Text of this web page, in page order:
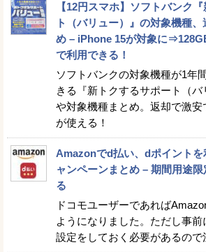
【12円スマホ】ソフトバンク
ト（バリュー）』の対象機種
め – iPhone 15が対象に
で利用できる！
ソフトバンクの対象機種が1年
きる『新トクするサポート（
や対象機種まとめ。返却で激安
が使える！
Amazonでd払い、dポイントを
ャンペーンまとめ – 期間用途限
る
ドコモユーザーであれば
ようになりました。ただし事
設定をしておく必要があるので